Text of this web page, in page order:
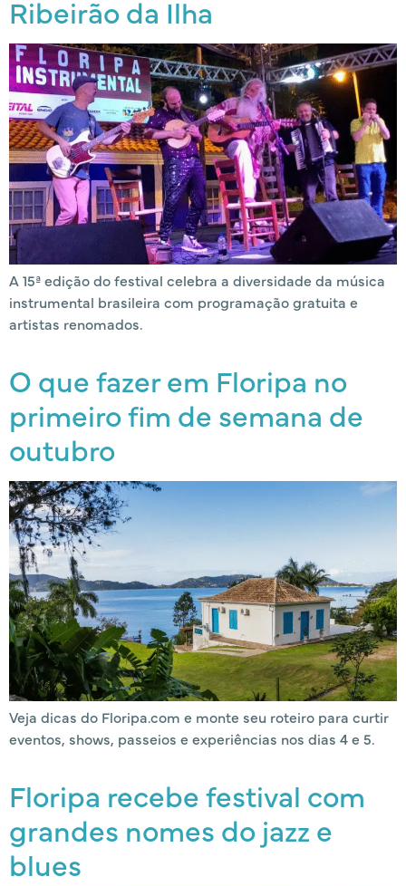
Ribeirão da Ilha
A 15ª edição do festival celebra a diversidade da música
instrumental brasileira com programação gratuita e
artistas renomados.
O que fazer em Floripa no
primeiro fim de semana de
outubro
Veja dicas do Floripa.com e monte seu roteiro para curtir
eventos, shows, passeios e experiências nos dias 4 e 5.
Floripa recebe festival com
grandes nomes do jazz e
blues